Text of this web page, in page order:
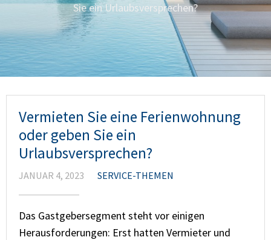
Sie ein Urlaubsversprechen?
Vermieten Sie eine Ferienwohnung
oder geben Sie ein
Urlaubsversprechen?
JANUAR 4, 2023 SERVICE-THEMEN
Das Gastgebersegment steht vor einigen
Herausforderungen: Erst hatten Vermieter und